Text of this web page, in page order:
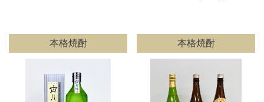
本格焼酎 本格焼酎